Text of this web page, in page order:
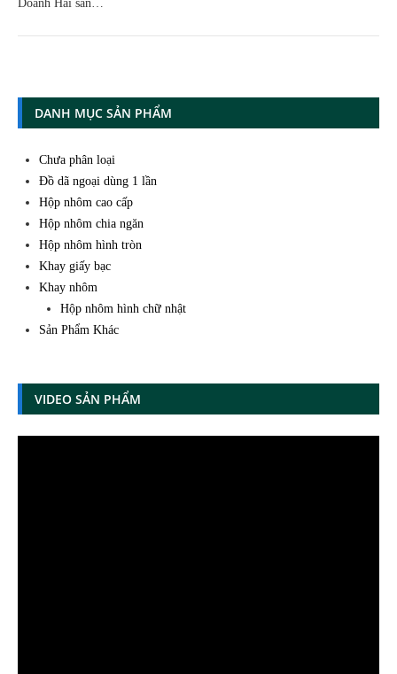
Doanh Hải sản…
DANH MỤC SẢN PHẨM
Chưa phân loại
Đồ dã ngoại dùng 1 lần
Hộp nhôm cao cấp
Hộp nhôm chia ngăn
Hộp nhôm hình tròn
Khay giấy bạc
Khay nhôm
Hộp nhôm hình chữ nhật
Sản Phẩm Khác
VIDEO SẢN PHẨM